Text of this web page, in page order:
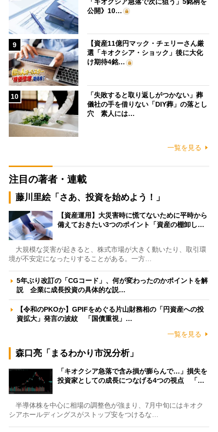
公開》10…
9
【資産11億円マック・チェリーさん厳
選「キオクシア・ショック」後に大化
け期待4銘…
10
「失敗すると取り返しがつかない」葬
儀社の手を借りない「DIY葬」の落とし
穴 素人には…
一覧を見る
注目の著者・連載
藤川里絵「さあ、投資を始めよう！」
【資産運用】大災害時に慌てないために平時から
備えておきたい3つのポイント「資産の棚卸し…
大規模な災害が起きると、株式市場が大きく動いたり、取引環
境が不安定になったりすることがある。一方…
5年ぶり改訂の「CGコード」、何が変わったのかポイントを解
説 企業に成長投資の具体的な説…
【令和のPKOか】GPIFをめぐる片山財務相の「円資産への投
資拡大」発言の波紋 「国債重視」…
一覧を見る
森口亮「まるわかり市況分析」
「キオクシア急落で含み損が膨らんで…」損失を
投資家としての成長につなげる4つの視点 「…
半導体株を中心に相場の調整色が強まり、7月中旬にはキオク
シアホールディングスがストップ安をつけるな…